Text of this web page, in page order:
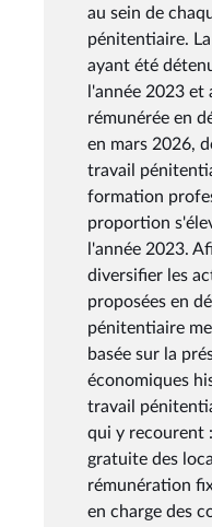
au sein de
pénitentiaire.
ayant été
l'année 2023 et
rémunérée en
en mars 2026,
travail
formation
proportion
l'année 2023.
diversifier les
proposées en
pénitentiaire
basée sur la
économiques
travail
qui y recourent
gratuite des
rémunération
en charge des